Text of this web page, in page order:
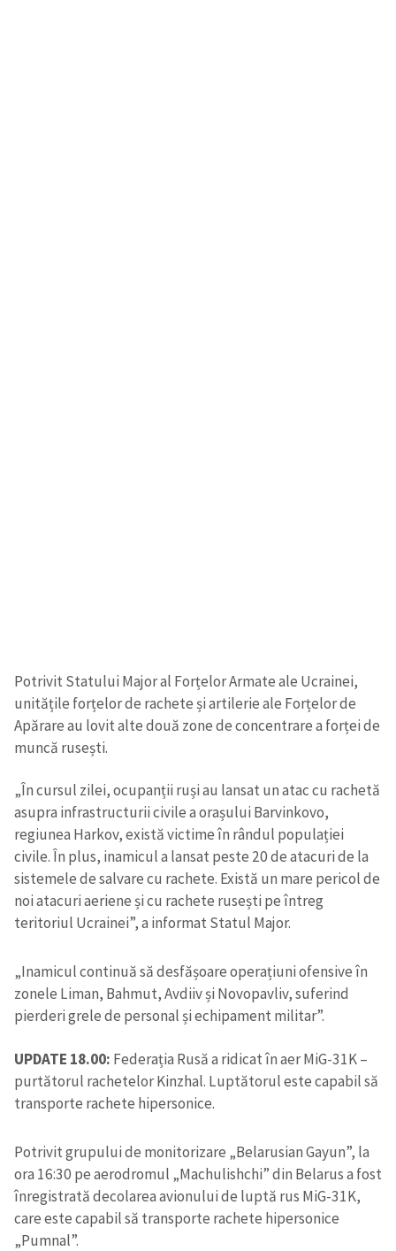
Potrivit Statului Major al Forțelor Armate ale Ucrainei,
unitățile forțelor de rachete și artilerie ale Forțelor de
Apărare au lovit alte două zone de concentrare a forței de
muncă rusești.
„În cursul zilei, ocupanții ruși au lansat un atac cu rachetă
asupra infrastructurii civile a orașului Barvinkovo,
regiunea Harkov, există victime în rândul populației
civile. În plus, inamicul a lansat peste 20 de atacuri de la
sistemele de salvare cu rachete. Există un mare pericol de
noi atacuri aeriene și cu rachete rusești pe întreg
teritoriul Ucrainei”, a informat Statul Major.
„Inamicul continuă să desfășoare operațiuni ofensive în
zonele Liman, Bahmut, Avdiiv și Novopavliv, suferind
pierderi grele de personal și echipament militar”.
UPDATE 18.00: Federația Rusă a ridicat în aer MiG-31K –
purtătorul rachetelor Kinzhal. Luptătorul este capabil să
transporte rachete hipersonice.
Potrivit grupului de monitorizare „Belarusian Gayun”, la
ora 16:30 pe aerodromul „Machulishchi” din Belarus a fost
înregistrată decolarea avionului de luptă rus MiG-31K,
care este capabil să transporte rachete hipersonice
„Pumnal”.